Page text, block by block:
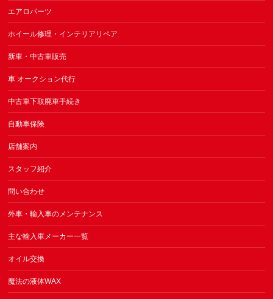
エアロパーツ
ホイール修理・インテリアリペア
新車・中古車販売
車 オークション代行
中古車下取廃車手続き
自動車保険
店舗案内
スタッフ紹介
問い合わせ
外車・輸入車のメンテナンス
主な輸入車メーカー一覧
オイル交換
魔法の液体WAX